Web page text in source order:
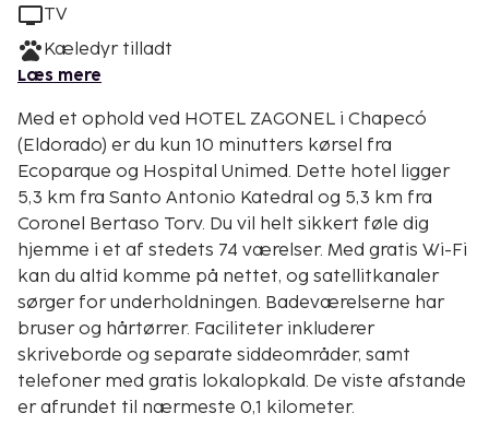
TV
Kæledyr tilladt
Læs mere
Med et ophold ved HOTEL ZAGONEL i Chapecó
(Eldorado) er du kun 10 minutters kørsel fra
Ecoparque og Hospital Unimed. Dette hotel ligger
5,3 km fra Santo Antonio Katedral og 5,3 km fra
Coronel Bertaso Torv. Du vil helt sikkert føle dig
hjemme i et af stedets 74 værelser. Med gratis Wi-Fi
kan du altid komme på nettet, og satellitkanaler
sørger for underholdningen. Badeværelserne har
bruser og hårtørrer. Faciliteter inkluderer
skriveborde og separate siddeområder, samt
telefoner med gratis lokalopkald. De viste afstande
er afrundet til nærmeste 0,1 kilometer.